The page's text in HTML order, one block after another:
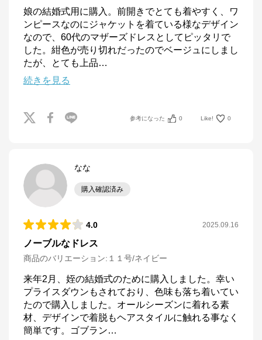
娘の結婚式用に購入。前開きでとても着やすく、ワ
ンピースなのにジャケットを着ている様なデザイン
なので、60代のマザーズドレスとしてピッタリで
した。紺色が売り切れだったのでベージュにしまし
たが、とても上品…
続きを見る
参考になった 0 Like! 0
なな
購入確認済み
4.0 2025.09.16
ノーブルなドレス
商品のバリエーション: １１号/ネイビー
来年2月、姪の結婚式のために購入しました。幸い
プライスダウンもされており、色味も落ち着いてい
たので購入しました。オールシーズンに着れる素
材、デザインで着脱もヘアスタイルに触れる事なく
簡単です。ゴブラン…